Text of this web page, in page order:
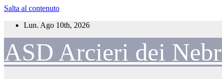
Salta al contenuto
Lun. Ago 10th, 2026
ASD Arcieri dei